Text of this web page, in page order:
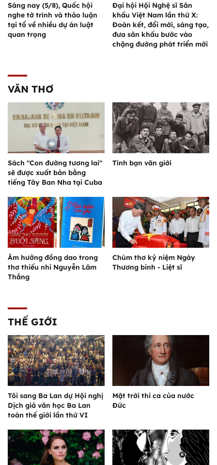
Sáng nay (5/8), Quốc hội
nghe tờ trình và thảo luận
tại tổ về nhiều dự án luật
quan trọng
Đại hội Hội Nghệ sĩ Sân
khấu Việt Nam lần thứ X:
Đoàn kết, đổi mới, sáng tạo,
đưa sân khấu bước vào
chặng đường phát triển mới
VĂN THƠ
Sách "Con đường tương lai"
sẽ được xuất bản bằng
tiếng Tây Ban Nha tại Cuba
Tình bạn văn giới
Âm hưởng đồng dao trong
thơ thiếu nhi Nguyễn Lãm
Thắng
Chùm thơ kỷ niệm Ngày
Thương binh - Liệt sĩ
THẾ GIỚI
Tôi sang Ba Lan dự Hội nghị
Dịch giả văn học Ba Lan
toàn thế giới lần thứ VI
Mặt trời thi ca của nước
Đức